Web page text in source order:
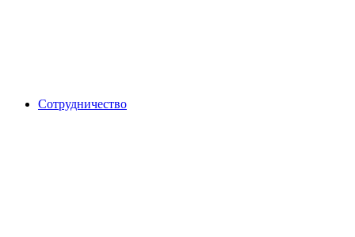
Сотрудничество